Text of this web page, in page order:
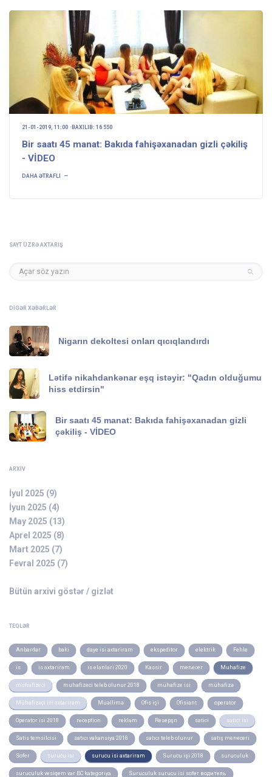
21-01-2019, 11:00 BAXILIB: 16 550
Bir saatı 45 manat: Bakıda fahişəxanadan gizli çəkiliş
- VİDEO
DAHA ƏTRAFLI
SAYT ÜZRƏ AXTARIŞ
DIGƏR XƏBƏRLƏR
Nigarın dekoltesi onları qıcıqlandırdı
Lətifə nikahdankənar eşq istəyir: "Qadın olduğumu
hiss etdirsin"
Bir saatı 45 manat: Bakıda fahişəxanadan gizli
çəkiliş - VİDEO
ARXIV
İyul 2025 (9)
İyun 2025 (4)
May 2025 (13)
Aprel 2025 (8)
Mart 2025 (7)
Fevral 2025 (7)
Bütün arxivi göstər / gizlət
TEQLƏR
Anbardar baki daye isi axtariram ekspeditor elektrik Fehle
is is axtariram is elanlari 2020 Kassir menecer Muhafize
muhafizeci muhafizeci teleb olunur 2018 mühafize isi mühafizə
Mühafizəçi isi axtariram Müəllimə Ofis işi Ofisiant operator
Operator isi 2018 reception reklam Resepşn satici satici isi
Satis temsilcisi satıcı vakansiya 2018 satıcı teleb olunur satış meneceri
Sofer surucu isi surucu isi axtariram Surucu işi 2018 suruculuk
suruculuk vesiqem var BC kategoriya Suruculuk surucu isi sofer водитель